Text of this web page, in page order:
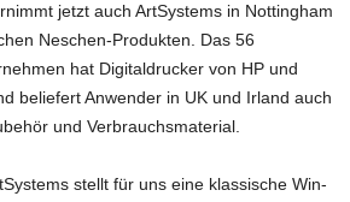
jetzt auch ArtSystems in Nottingham
Neschen-Produkten. Das 56
hat Digitaldrucker von HP und
beliefert Anwender in UK und Irland auch
und Verbrauchsmaterial.
stellt für uns eine klassische Win-